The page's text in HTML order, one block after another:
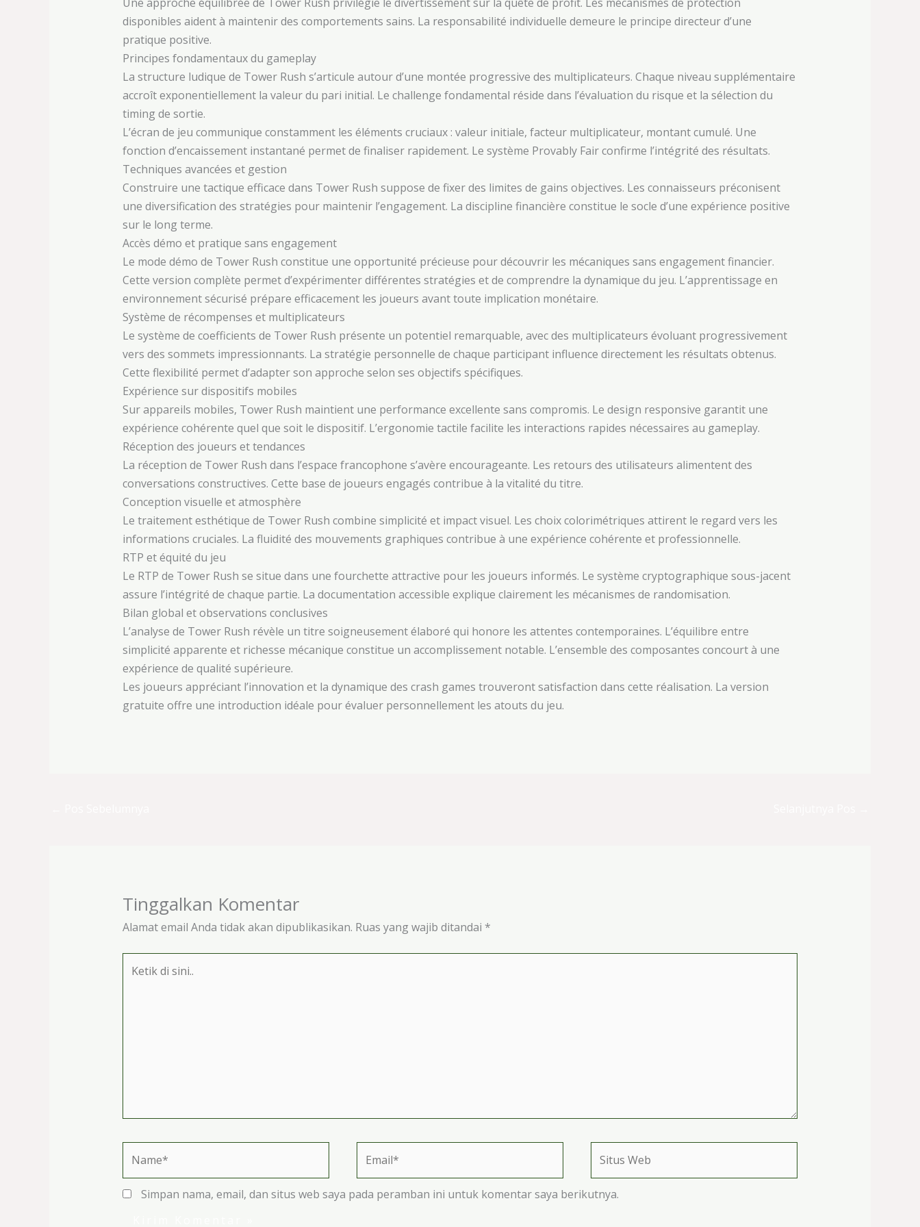
Une approche équilibrée de Tower Rush privilégie le divertissement sur la quête de profit. Les mécanismes de protection
disponibles aident à maintenir des comportements sains. La responsabilité individuelle demeure le principe directeur d’une
pratique positive.
Principes fondamentaux du gameplay
La structure ludique de Tower Rush s’articule autour d’une montée progressive des multiplicateurs. Chaque niveau supplémentaire
accroît exponentiellement la valeur du pari initial. Le challenge fondamental réside dans l’évaluation du risque et la sélection du
timing de sortie.
L’écran de jeu communique constamment les éléments cruciaux : valeur initiale, facteur multiplicateur, montant cumulé. Une
fonction d’encaissement instantané permet de finaliser rapidement. Le système Provably Fair confirme l’intégrité des résultats.
Techniques avancées et gestion
Construire une tactique efficace dans Tower Rush suppose de fixer des limites de gains objectives. Les connaisseurs préconisent
une diversification des stratégies pour maintenir l’engagement. La discipline financière constitue le socle d’une expérience positive
sur le long terme.
Accès démo et pratique sans engagement
Le mode démo de Tower Rush constitue une opportunité précieuse pour découvrir les mécaniques sans engagement financier.
Cette version complète permet d’expérimenter différentes stratégies et de comprendre la dynamique du jeu. L’apprentissage en
environnement sécurisé prépare efficacement les joueurs avant toute implication monétaire.
Système de récompenses et multiplicateurs
Le système de coefficients de Tower Rush présente un potentiel remarquable, avec des multiplicateurs évoluant progressivement
vers des sommets impressionnants. La stratégie personnelle de chaque participant influence directement les résultats obtenus.
Cette flexibilité permet d’adapter son approche selon ses objectifs spécifiques.
Expérience sur dispositifs mobiles
Sur appareils mobiles, Tower Rush maintient une performance excellente sans compromis. Le design responsive garantit une
expérience cohérente quel que soit le dispositif. L’ergonomie tactile facilite les interactions rapides nécessaires au gameplay.
Réception des joueurs et tendances
La réception de Tower Rush dans l’espace francophone s’avère encourageante. Les retours des utilisateurs alimentent des
conversations constructives. Cette base de joueurs engagés contribue à la vitalité du titre.
Conception visuelle et atmosphère
Le traitement esthétique de Tower Rush combine simplicité et impact visuel. Les choix colorimétriques attirent le regard vers les
informations cruciales. La fluidité des mouvements graphiques contribue à une expérience cohérente et professionnelle.
RTP et équité du jeu
Le RTP de Tower Rush se situe dans une fourchette attractive pour les joueurs informés. Le système cryptographique sous-jacent
assure l’intégrité de chaque partie. La documentation accessible explique clairement les mécanismes de randomisation.
Bilan global et observations conclusives
L’analyse de Tower Rush révèle un titre soigneusement élaboré qui honore les attentes contemporaines. L’équilibre entre
simplicité apparente et richesse mécanique constitue un accomplissement notable. L’ensemble des composantes concourt à une
expérience de qualité supérieure.
Les joueurs appréciant l’innovation et la dynamique des crash games trouveront satisfaction dans cette réalisation. La version
gratuite offre une introduction idéale pour évaluer personnellement les atouts du jeu.
Tinggalkan Komentar
Alamat email Anda tidak akan dipublikasikan. Ruas yang wajib ditandai *
Web
Simpan nama, email, dan situs web saya pada peramban ini untuk komentar saya berikutnya.